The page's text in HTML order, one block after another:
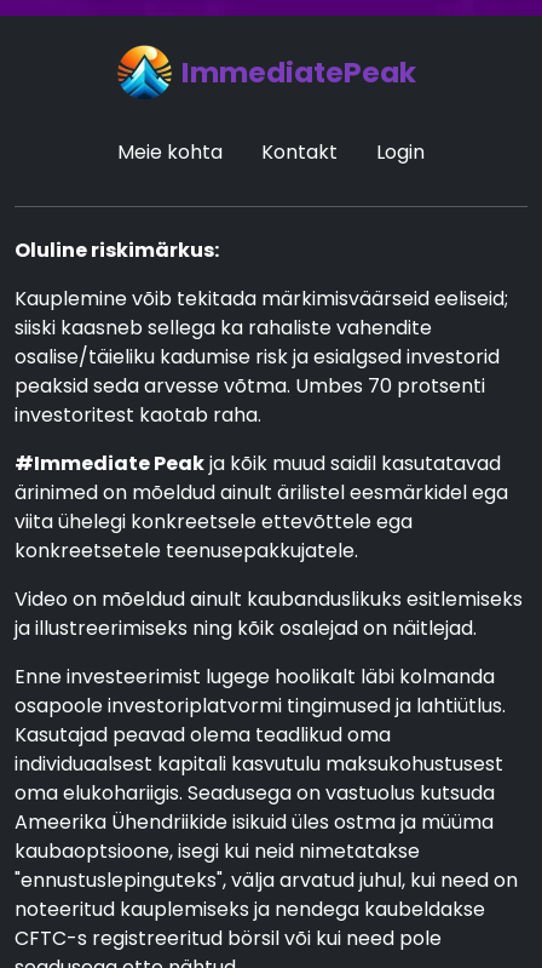
ImmediatePeak
Meie kohta Kontakt Login
Oluline riskimärkus:
Kauplemine võib tekitada märkimisväärseid eeliseid;
siiski kaasneb sellega ka rahaliste vahendite
osalise/täieliku kadumise risk ja esialgsed investorid
peaksid seda arvesse võtma. Umbes 70 protsenti
investoritest kaotab raha.
#Immediate Peakja kõik muud saidil kasutatavad
ärinimed on mõeldud ainult ärilistel eesmärkidel ega
viita ühelegi konkreetsele ettevõttele ega
konkreetsetele teenusepakkujatele.
Video on mõeldud ainult kaubanduslikuks esitlemiseks
ja illustreerimiseks ning kõik osalejad on näitlejad.
Enne investeerimist lugege hoolikalt läbi kolmanda
osapoole investoriplatvormi tingimused ja lahtiütlus.
Kasutajad peavad olema teadlikud oma
individuaalsest kapitali kasvutulu maksukohustusest
oma elukohariigis. Seadusega on vastuolus kutsuda
Ameerika Ühendriikide isikuid üles ostma ja müüma
kaubaoptsioone, isegi kui neid nimetatakse
"ennustuslepinguteks", välja arvatud juhul, kui need on
noteeritud kauplemiseks ja nendega kaubeldakse
CFTC-s registreeritud börsil või kui need pole